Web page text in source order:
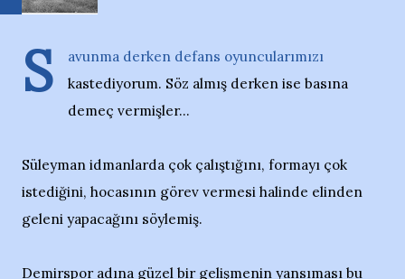
S
avunma derken defans oyuncularımızı
kastediyorum. Söz almış derken ise basına
demeç vermişler...
Süleyman idmanlarda çok çalıştığını, formayı çok
istediğini, hocasının görev vermesi halinde elinden
geleni yapacağını söylemiş.
Demirspor adına güzel bir gelişmenin yansıması bu